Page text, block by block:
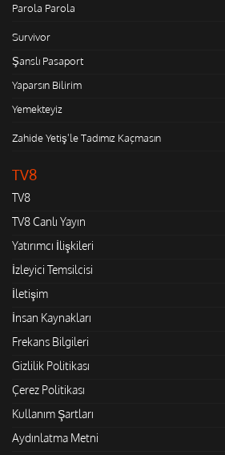
Parola Parola
Survivor
Şanslı Pasaport
Yaparsın Bilirim
Yemekteyiz
Zahide Yetiş'le Tadımız Kaçmasın
TV8
TV8
TV8 Canlı Yayın
Yatırımcı İlişkileri
İzleyici Temsilcisi
İletişim
İnsan Kaynakları
Frekans Bilgileri
Gizlilik Politikası
Çerez Politikası
Kullanım Şartları
Aydınlatma Metni